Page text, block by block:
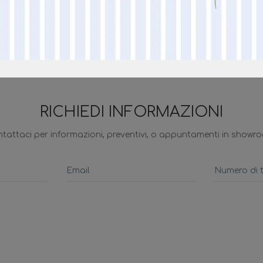
RICHIEDI INFORMAZIONI
per informazioni, preventivi, o appuntamenti in